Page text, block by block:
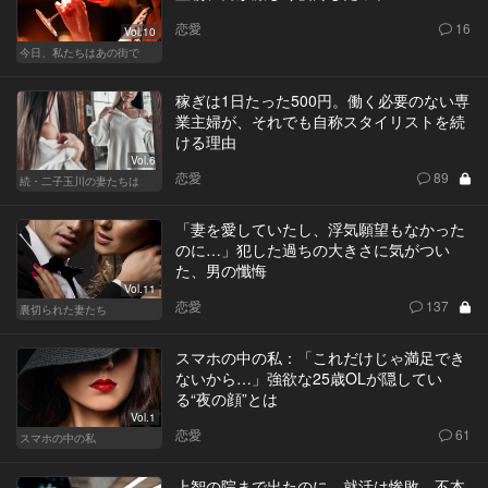
Vol.10
今日、私たちはあの街で
恋愛 16
Vol.6
続・二子玉川の妻たちは
稼ぎは1日たった500円。働く必要のない専
業主婦が、それでも自称スタイリストを続
ける理由
恋愛 89
Vol.11
裏切られた妻たち
「妻を愛していたし、浮気願望もなかった
のに…」犯した過ちの大きさに気がつい
た、男の懺悔
恋愛 137
Vol.1
スマホの中の私
スマホの中の私：「これだけじゃ満足でき
ないから…」強欲な25歳OLが隠してい
る“夜の顔”とは
恋愛 61